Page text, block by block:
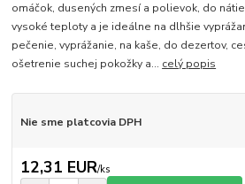
omáčok, dusených zmesí a polievok, do
vysoké teploty a je ideálne na dlhšie
pečenie, vyprážanie, na kaše, do dezertov,
ošetrenie suchej pokožky a... celý popis
Nie sme platcovia DPH
12,31 EUR/ks